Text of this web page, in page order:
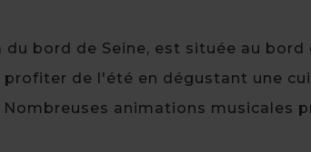
bord de Seine, est située au
de l'été en dégustant une
Nombreuses animations musicales